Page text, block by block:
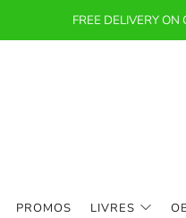
FREE DELIVERY
PROMOS LIVRES